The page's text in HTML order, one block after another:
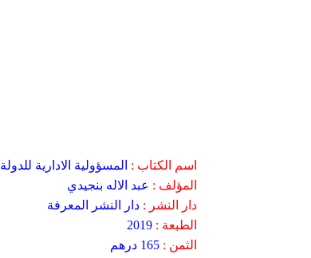
اسم الكتاب : المسؤولية الادارية للدولة
المؤلف : عبد الاله بنجيدي
دار النشر : دار النشر المعرفة
الطبعة :
الثمن :